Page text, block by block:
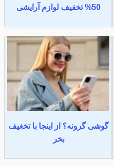
50% تخفیف لوازم آرایشی
گوشی گرونه؟ از اینجا با تخغیف
بخر